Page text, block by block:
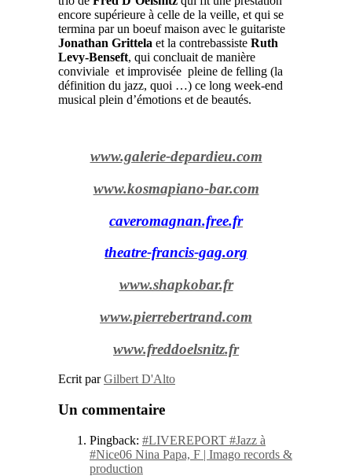
encore supérieure à celle de la veille, et qui se
termina par un boeuf maison avec le guitariste
Jonathan Grittela et la contrebassiste Ruth
Levy-Benseft, qui concluait de manière
conviviale et improvisée pleine de felling (la
définition du jazz, quoi …) ce long week-end
musical plein d’émotions et de beautés.
www.galerie-depardieu.com
www.kosmapiano-bar.com
caveromagnan.free.fr
theatre-francis-gag.org
www.shapkobar.fr
www.pierrebertrand.com
www.freddoelsnitz.fr
Ecrit parGilbert D'Alto
Un commentaire
Pingback: #LIVEREPORT #Jazz à
#Nice06 Nina Papa, F | Imago records &
production